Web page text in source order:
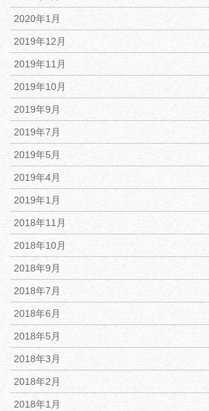
2020年1月
2019年12月
2019年11月
2019年10月
2019年9月
2019年7月
2019年5月
2019年4月
2019年1月
2018年11月
2018年10月
2018年9月
2018年7月
2018年6月
2018年5月
2018年3月
2018年2月
2018年1月